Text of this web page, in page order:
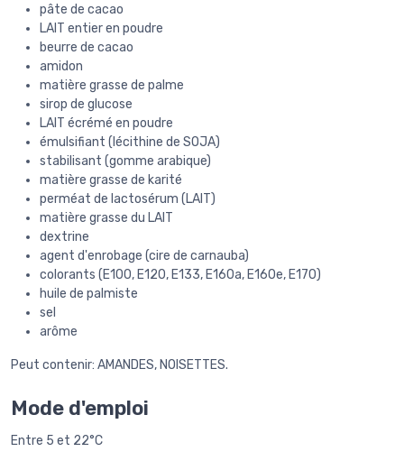
pâte de cacao
LAIT entier en poudre
beurre de cacao
amidon
matière grasse de palme
sirop de glucose
LAIT écrémé en poudre
émulsifiant (lécithine de SOJA)
stabilisant (gomme arabique)
matière grasse de karité
perméat de lactosérum (LAIT)
matière grasse du LAIT
dextrine
agent d'enrobage (cire de carnauba)
colorants (E100, E120, E133, E160a, E160e, E170)
huile de palmiste
sel
arôme
Peut contenir: AMANDES, NOISETTES.
Mode d'emploi
Entre 5 et 22°C